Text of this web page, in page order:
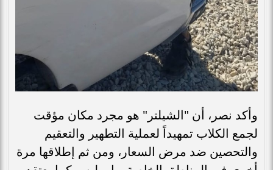
وأكد نصر، أن "الشيلتر" هو مجرد مكان مؤقت
لجمع الكلاب تمهيداً لعملية التطهير والتعقيم
والتحصين ضد مرض السعار، ومن ثم إطلاقها مرة